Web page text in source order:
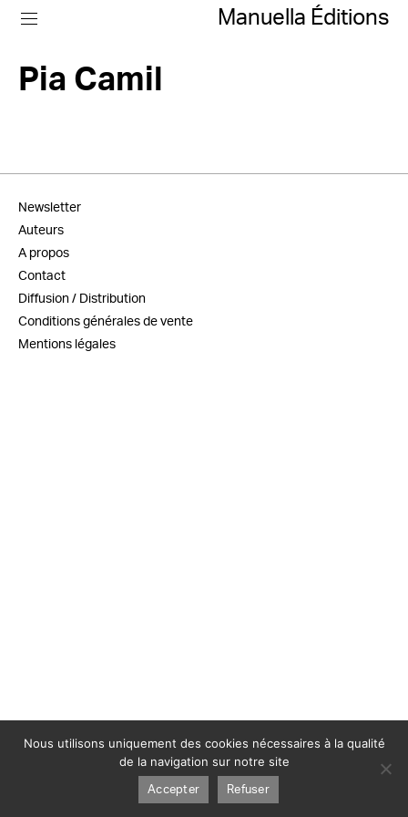
Manuella Éditions
Pia Camil
Newsletter
Auteurs
A propos
Contact
Diffusion / Distribution
Conditions générales de vente
Mentions légales
Nous utilisons uniquement des cookies nécessaires à la qualité
de la navigation sur notre site
Accepter Refuser